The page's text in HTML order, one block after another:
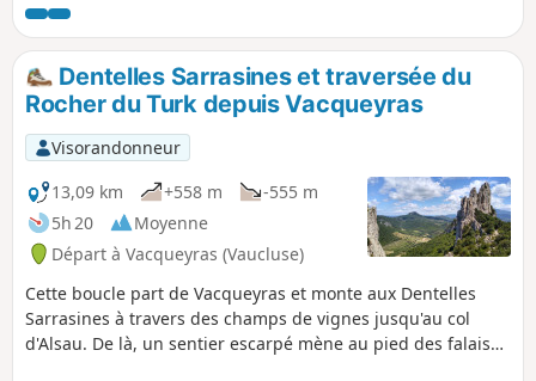
chemins à Suzette sont goudronnés mais les alternatives
traversent des zones privées ou avec des chiens assez
bruyants.Dentelles Sarrasines et traversée du
Rocher du Turk depuis Vacqueyras
Visorandonneur
13,09 km
+558 m
-555 m
5h 20
Moyenne
Départ à Vacqueyras (Vaucluse)
Cette boucle part de Vacqueyras et monte aux Dentelles
Sarrasines à travers des champs de vignes jusqu'au col
d'Alsau. De là, un sentier escarpé mène au pied des falaises